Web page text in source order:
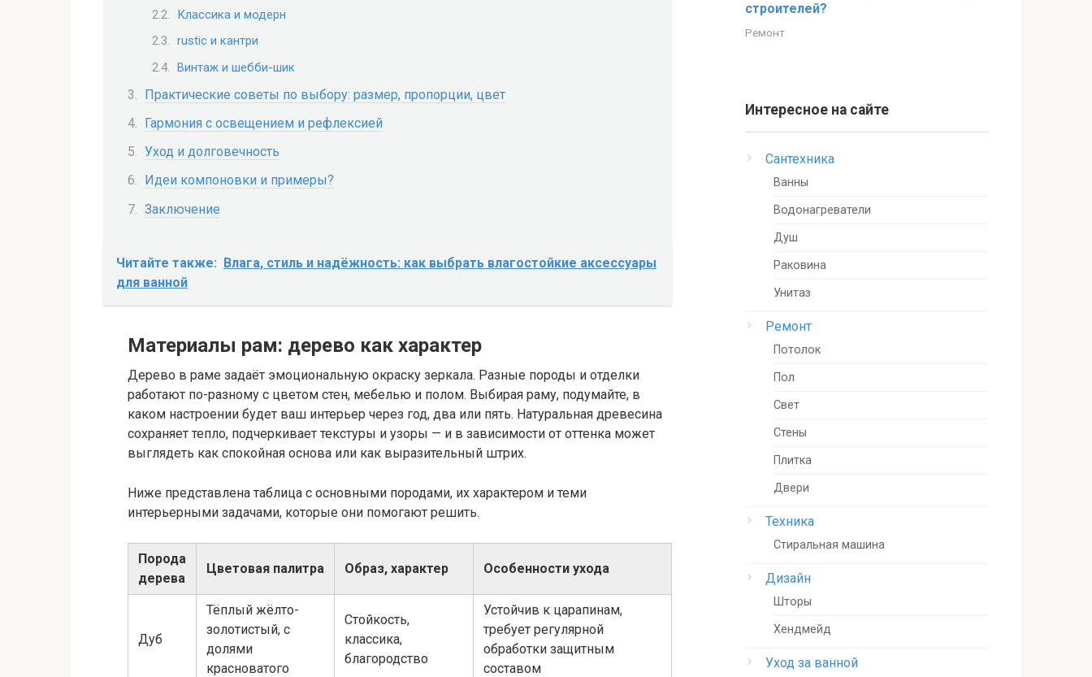
Классика и модерн
rustic и кантри
Винтаж и шебби-шик
Практические советы по выбору: размер, пропорции, цвет
Гармония с освещением и рефлексией
Уход и долговечность
Идеи компоновки и примеры?
Заключение
Читайте также: Влага, стиль и надёжность: как выбрать влагостойкие аксессуары
для ванной
Материалы рам: дерево как характер
Дерево в раме задаёт эмоциональную окраску зеркала. Разные породы и отделки
работают по-разному с цветом стен, мебелью и полом. Выбирая раму, подумайте, в
каком настроении будет ваш интерьер через год, два или пять. Натуральная древесина
сохраняет тепло, подчеркивает текстуры и узоры — и в зависимости от оттенка может
выглядеть как спокойная основа или как выразительный штрих.
Ниже представлена таблица с основными породами, их характером и теми
интерьерными задачами, которые они помогают решить.
Порода
дерева
Цветовая палитра Образ, характер Особенности ухода
Дуб
Тёплый жёлто-
золотистый, с
долями
красноватого
Стойкость,
классика,
благородство
Устойчив к царапинам,
требует регулярной
обработки защитным
составом
строителей?
Ремонт
Интересное на сайте
Сантехника
Ванны
Водонагреватели
Душ
Раковина
Унитаз
Ремонт
Потолок
Пол
Свет
Стены
Плитка
Двери
Техника
Стиральная машина
Дизайн
Шторы
Хендмейд
Уход за ванной